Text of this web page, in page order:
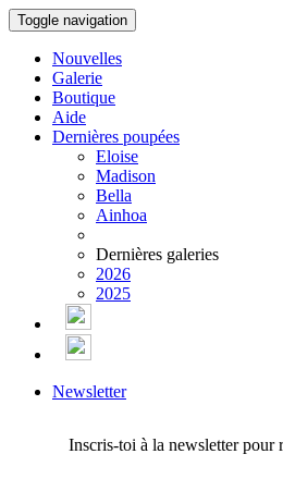
Toggle navigation
Nouvelles
Galerie
Boutique
Aide
Dernières poupées
Eloise
Madison
Bella
Ainhoa
Dernières galeries
2026
2025
Newsletter
Inscris-toi à la newsletter pour